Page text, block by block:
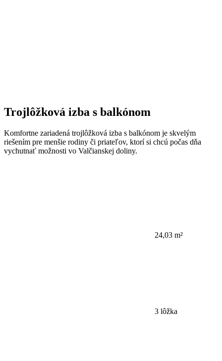
Trojlôžková izba s balkónom
Komfortne zariadená trojlôžková izba s balkónom je skvelým
riešením pre menšie rodiny či priateľov, ktorí si chcú počas dňa
vychutnať možnosti vo Valčianskej doliny.
24,03 m²
3 lôžka